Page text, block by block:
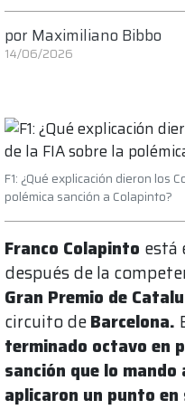
por Maximiliano Bibbo
14/06/2026
F1: ¿Qué explicación dieron los
polémica sanción a Colapinto?
Franco Colapinto está
después de la
Gran Premio de
circuito deBarcelona.
terminado octavo en
sanción que lo
aplicaron un punto en